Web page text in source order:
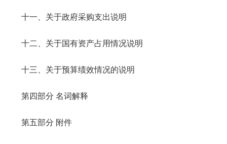
十一、关于政府采购支出说明
十二、关于国有资产占用情况说明
十三、关于预算绩效情况的说明
第四部分 名词解释
第五部分 附件